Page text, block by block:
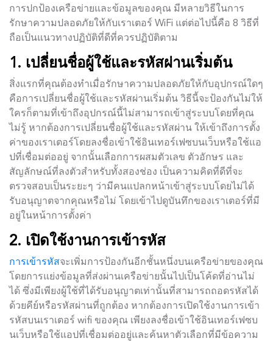
การปกป้องเครือข่ายและข้อมูลของคุณ มีหลายวิธีในการ
รักษาความปลอดภัยให้กับเราเตอร์ WiFi แต่ต่อไปนี้คือ 8 วิธีที่
ถือเป็นแนวทางปฏิบัติที่ดีที่ควรปฏิบัติตาม
1. เปลี่ยนชื่อผู้ใช้และรหัสผ่านเริ่มต้น
สิ่งแรกที่คุณต้องทำเมื่อรักษาความปลอดภัยให้กับอุปกรณ์ใดๆ
คือการเปลี่ยนชื่อผู้ใช้และรหัสผ่านเริ่มต้น วิธีนี้จะป้องกันไม่ให้
ใครก็ตามที่เข้าถึงอุปกรณ์นี้ไม่สามารถเข้าสู่ระบบโดยที่คุณ
ไม่รู้ หากต้องการเปลี่ยนชื่อผู้ใช้และรหัสผ่าน ให้เข้าถึงการตั้ง
ค่าของเราเตอร์โดยลงชื่อเข้าใช้อินเทอร์เฟซบนเว็บหรือใช้แอ
ปที่เชื่อมต่ออยู่ จากนั้นเลือกการผสมตัวเลข ตัวอักษร และ
สัญลักษณ์ที่ลงตัวสำหรับทั้งสองช่อง เป็นความคิดที่ดีที่จะ
ตรวจสอบเป็นระยะๆ ว่ามีคนแปลกหน้าเข้าสู่ระบบโดยไม่ได้
รับอนุญาตจากคุณหรือไม่ โดยเข้าไปดูบันทึกของเราเตอร์ที่มี
อยู่ในหน้าการตั้งค่า
2. เปิดใช้งานการเข้ารหัส
การเข้ารหัสจะเพิ่มการป้องกันอีกชั้นหนึ่งบนเครือข่ายของคุณ
โดยการแย่งข้อมูลที่ส่งผ่านเครือข่ายนั้นไปเป็นโค้ดที่อ่านไม่
ได้ ซึ่งมีเพียงผู้ใช้ที่ได้รับอนุญาตเท่านั้นที่สามารถถอดรหัสได้
ด้วยคีย์หรือรหัสผ่านที่ถูกต้อง หากต้องการเปิดใช้งานการเข้า
รหัสบนเราเตอร์ wifi ของคุณ เพียงลงชื่อเข้าใช้อินเทอร์เฟซบ
นเว็บหรือใช้แอปที่เชื่อมต่ออยู่และค้นหาตัวเลือกที่มีข้อความ